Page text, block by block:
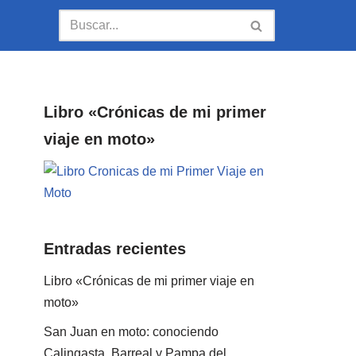
Libro «Crónicas de mi primer
viaje en moto»
Entradas recientes
Libro «Crónicas de mi primer viaje en
moto»
San Juan en moto: conociendo
Calingasta, Barreal y Pampa del